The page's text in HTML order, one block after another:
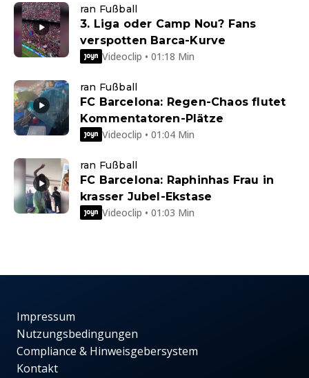
ran Fußball
3. Liga oder Camp Nou? Fans
verspotten Barca-Kurve
Videoclip • 01:18 Min
ran Fußball
FC Barcelona: Regen-Chaos flutet
Kommentatoren-Plätze
Videoclip • 01:04 Min
ran Fußball
FC Barcelona: Raphinhas Frau in
krasser Jubel-Ekstase
Videoclip • 01:03 Min
Impressum
Nutzungsbedingungen
Compliance & Hinweisgebersystem
Kontakt